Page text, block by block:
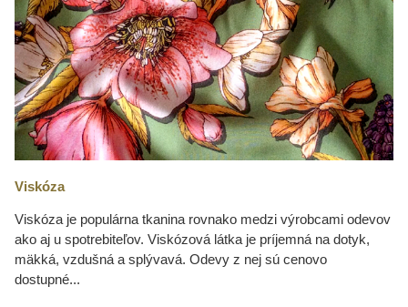
Viskóza
Viskóza je populárna tkanina rovnako medzi výrobcami odevov
ako aj u spotrebiteľov. Viskózová látka je príjemná na dotyk,
mäkká, vzdušná a splývavá. Odevy z nej sú cenovo
dostupné...